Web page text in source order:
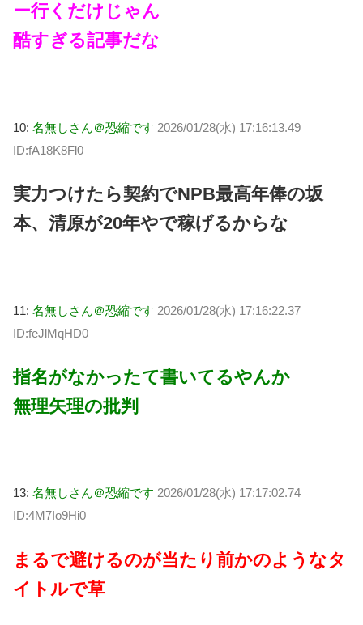
ー行くだけじゃん
酷すぎる記事だな
10: 名無しさん＠恐縮です 2026/01/28(水) 17:16:13.49
ID:fA18K8Fl0
実力つけたら契約でNPB最高年俸の坂
本、清原が20年やで稼げるからな
11: 名無しさん＠恐縮です 2026/01/28(水) 17:16:22.37
ID:feJlMqHD0
指名がなかったて書いてるやんか
無理矢理の批判
13: 名無しさん＠恐縮です 2026/01/28(水) 17:17:02.74
ID:4M7Io9Hi0
まるで避けるのが当たり前かのようなタ
イトルで草